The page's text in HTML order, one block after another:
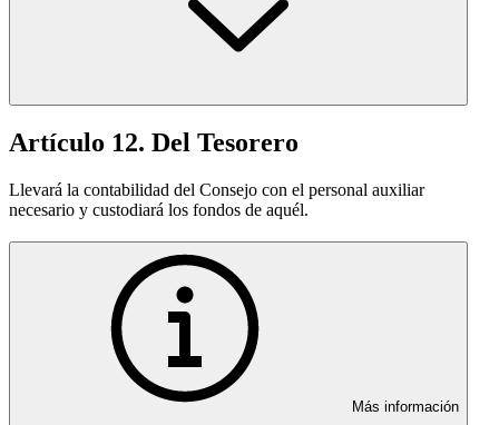
Artículo 12. Del Tesorero
Llevará la contabilidad del Consejo con el personal auxiliar
necesario y custodiará los fondos de aquél.
Más información